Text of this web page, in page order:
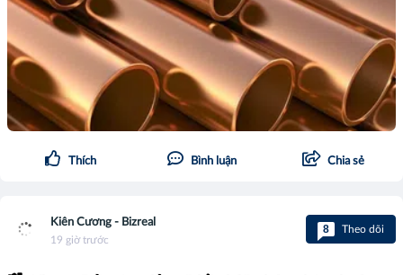
Thích Bình luận Chia sẻ
Kiên Cương - Bizreal
19 giờ trước
8 Theo dõi